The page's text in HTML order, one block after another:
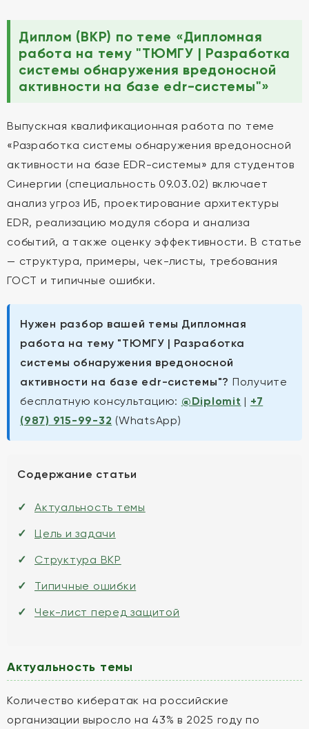
Диплом (ВКР) по теме «Дипломная
работа на тему "ТЮМГУ | Разработка
системы обнаружения вредоносной
активности на базе еdr-системы"»
Выпускная квалификационная работа по теме
«Разработка системы обнаружения вредоносной
активности на базе EDR-системы» для студентов
Синергии (специальность 09.03.02) включает
анализ угроз ИБ, проектирование архитектуры
EDR, реализацию модуля сбора и анализа
событий, а также оценку эффективности. В статье
— структура, примеры, чек-листы, требования
ГОСТ и типичные ошибки.
Нужен разбор вашей темы Дипломная
работа на тему "ТЮМГУ | Разработка
системы обнаружения вредоносной
активности на базе еdr-системы"? Получите
бесплатную консультацию: @Diplomit | +7
(987) 915-99-32 (WhatsApp)
Содержание статьи
Актуальность темы
Цель и задачи
Структура ВКР
Типичные ошибки
Чек-лист перед защитой
Актуальность темы
Количество кибератак на российские
организации выросло на 43% в 2025 году по